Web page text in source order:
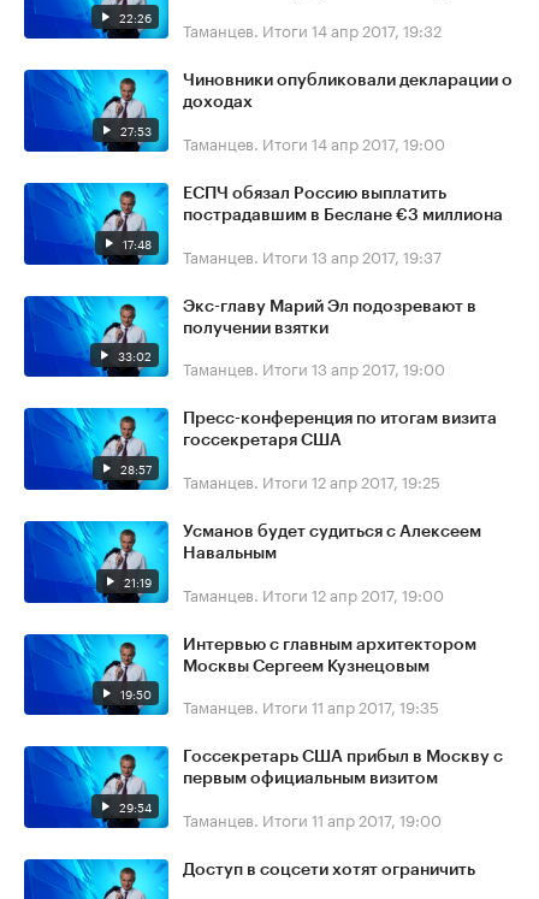
22:26 Таманцев. Итоги 14 апр 2017, 19:32
27:53
Чиновники опубликовали декларации о
доходах
Таманцев. Итоги 14 апр 2017, 19:00
17:48
ЕСПЧ обязал Россию выплатить
пострадавшим в Беслане €3 миллиона
Таманцев. Итоги 13 апр 2017, 19:37
33:02
Экс-главу Марий Эл подозревают в
получении взятки
Таманцев. Итоги 13 апр 2017, 19:00
28:57
Пресс-конференция по итогам визита
госсекретаря США
Таманцев. Итоги 12 апр 2017, 19:25
21:19
Усманов будет судиться с Алексеем
Навальным
Таманцев. Итоги 12 апр 2017, 19:00
19:50
Интервью с главным архитектором
Москвы Сергеем Кузнецовым
Таманцев. Итоги 11 апр 2017, 19:35
29:54
Госсекретарь США прибыл в Москву с
первым официальным визитом
Таманцев. Итоги 11 апр 2017, 19:00
Доступ в соцсети хотят ограничить